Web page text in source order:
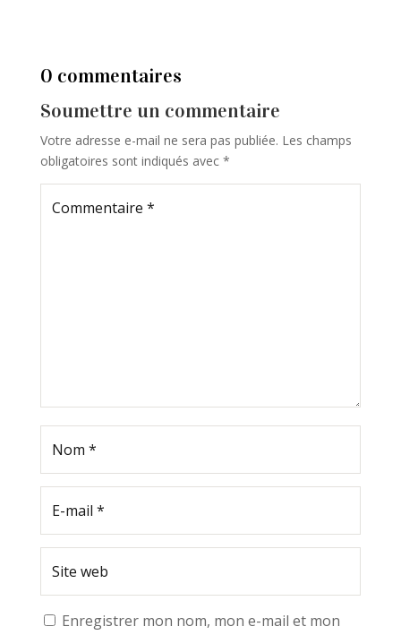
0 commentaires
Soumettre un commentaire
Votre adresse e-mail ne sera pas publiée. Les champs
obligatoires sont indiqués avec *
Enregistrer mon nom, mon e-mail et mon